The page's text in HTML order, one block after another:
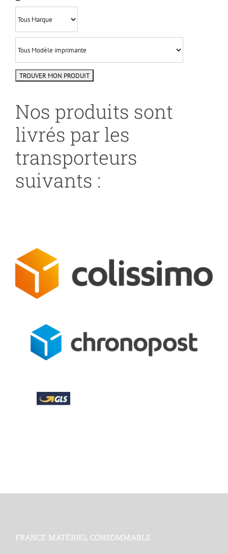
Nos produits sont
livrés par les
transporteurs
suivants :
FRANCE MATÉRIEL CONSOMMABLE